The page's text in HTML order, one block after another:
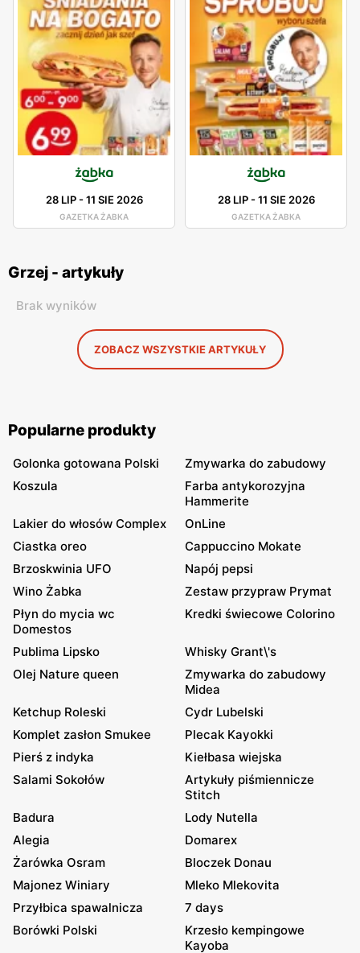
28 LIP-11 SIE 2026
GAZETKA ŻABKA
28 LIP-11 SIE 2026
GAZETKA ŻABKA
Grzej - artykuły
Brak wyników
ZOBACZ WSZYSTKIE ARTYKUŁY
Popularne produkty
Golonka gotowana Polski
Zmywarka do zabudowy
Koszula
Farba antykorozyjna
Hammerite
Lakier do włosów Complex
OnLine
Ciastka oreo
Cappuccino Mokate
Brzoskwinia UFO
Napój pepsi
Wino Żabka
Zestaw przypraw Prymat
Płyn do mycia wc
Domestos
Kredki świecowe Colorino
Publima Lipsko
Whisky Grant\'s
Olej Nature queen
Zmywarka do zabudowy
Midea
Ketchup Roleski
Cydr Lubelski
Komplet zasłon Smukee
Plecak Kayokki
Pierś z indyka
Kiełbasa wiejska
Salami Sokołów
Artykuły piśmiennicze
Stitch
Badura
Lody Nutella
Alegia
Domarex
Żarówka Osram
Bloczek Donau
Majonez Winiary
Mleko Mlekovita
Przyłbica spawalnicza
7 days
Borówki Polski
Krzesło kempingowe
Kayoba